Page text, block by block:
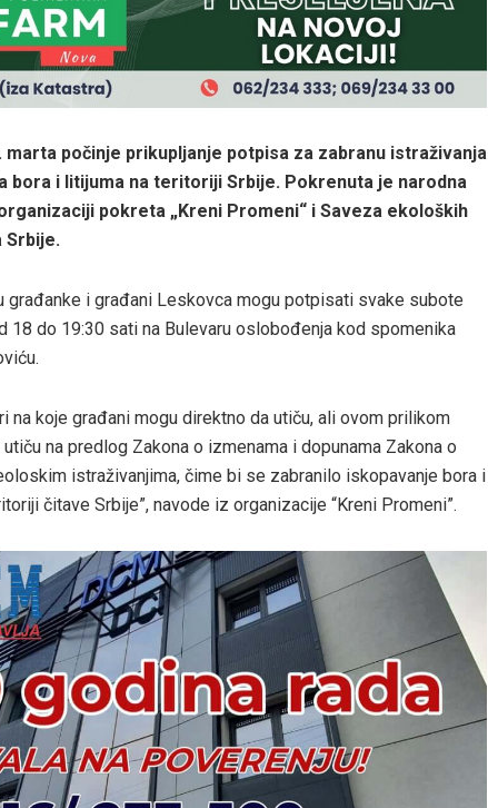
marta počinje prikupljanje potpisa za zabranu istraživanja
bora i litijuma na teritoriji Srbije. Pokrenuta je narodna
pokreta „Kreni Promeni“ i Saveza ekoloških
Srbije.
građanke i građani Leskovca mogu potpisati svake subote
18 do 19:30 sati na Bulevaru oslobođenja kod spomenika
na koje građani mogu direktno da utiču, ali ovom prilikom
utiču na predlog Zakona o izmenama i dopunama Zakona o
istraživanjima, čime bi se zabranilo iskopavanje bora i
čitave Srbije”, navode iz organizacije “Kreni Promeni”.